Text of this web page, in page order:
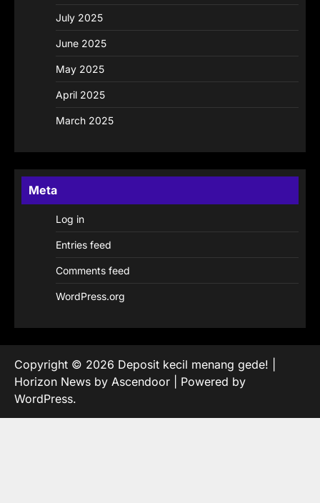
July 2025
June 2025
May 2025
April 2025
March 2025
Meta
Log in
Entries feed
Comments feed
WordPress.org
Copyright © 2026 Deposit kecil menang gede!
Horizon News by Ascendoor | Powered by
WordPress.